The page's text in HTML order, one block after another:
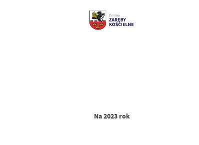
Na 2023 rok